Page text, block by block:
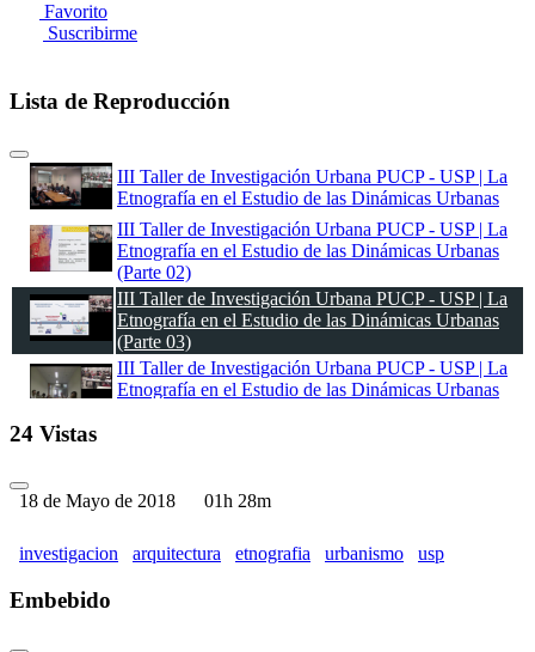
Favorito
Suscribirme
Lista de Reproducción
III Taller de Investigación Urbana PUCP - USP | La
Etnografía en el Estudio de las Dinámicas Urbanas
III Taller de Investigación Urbana PUCP - USP | La
Etnografía en el Estudio de las Dinámicas Urbanas
(Parte 02)
III Taller de Investigación Urbana PUCP - USP | La
Etnografía en el Estudio de las Dinámicas Urbanas
(Parte 03)
III Taller de Investigación Urbana PUCP - USP | La
Etnografía en el Estudio de las Dinámicas Urbanas
24 Vistas
18 de Mayo de 2018 01h 28m
investigacion arquitectura etnografia urbanismo usp
Embebido